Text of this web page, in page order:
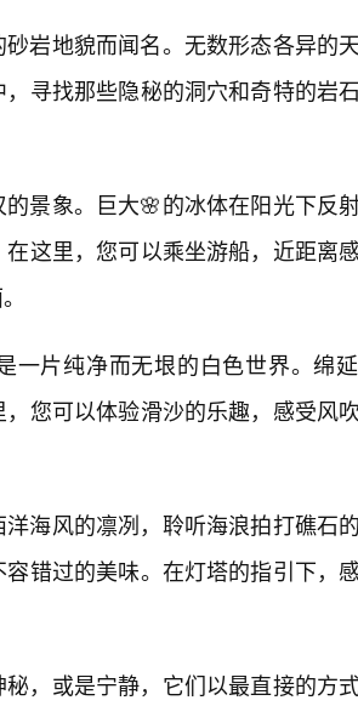
岩地貌而闻名。无数形态各异的天
寻找那些隐秘的洞穴和奇特的岩
景象。巨大🌸的冰体在阳光下反
这里，您可以乘坐游船，近距离
一片纯净而无垠的白色世界。绵
您可以体验滑沙的乐趣，感受风
海风的凛冽，聆听海浪拍打礁石
错过的美味。在灯塔的指引下，
，或是宁静，它们以最直接的方